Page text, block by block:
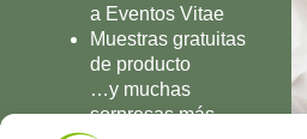
a Eventos Vitae
Muestras gratuitas
de producto
…y muchas
sorpresas más